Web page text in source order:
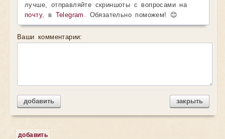
лучше, отправляйте скриншоты с вопросами на
почту, в Telegram . Обязательно поможем! 😊
Ваши комментарии:
добавить закрыть
добавить